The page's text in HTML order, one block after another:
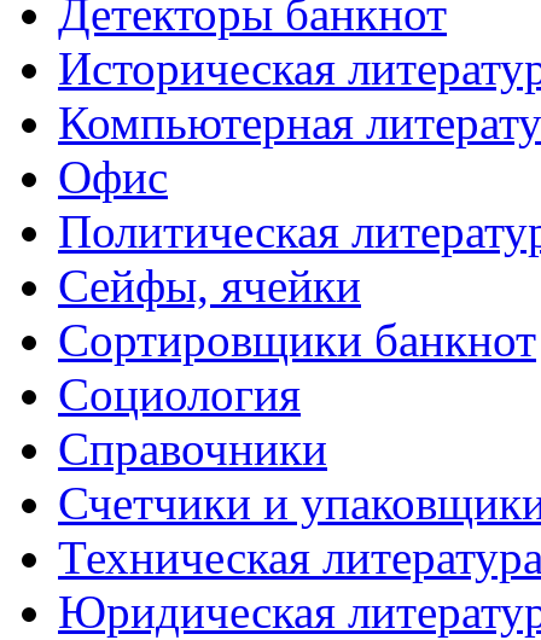
Детекторы банкнот
Историческая
Компьютерная
Офис
Политическая
Сейфы, ячейки
Сортировщики банкнот
Социология
Справочники
Счетчики и
Техническая
Юридическая